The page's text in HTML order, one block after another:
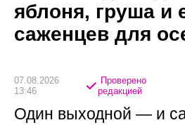
яблоня, груша и
саженцев для
07.08.2026
13:46
Проверено
редакцией
Один выходной — и